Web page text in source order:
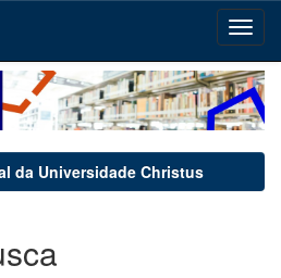
da Universidade Christus